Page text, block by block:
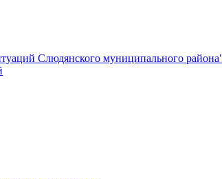
Слюдянского муниципального